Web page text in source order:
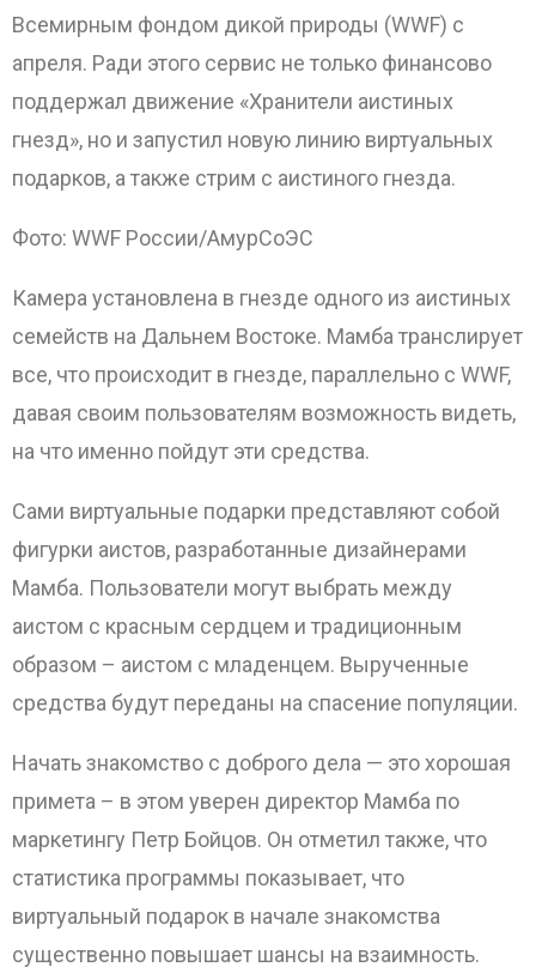
Всемирным фондом дикой природы (WWF) с
апреля. Ради этого сервис не только финансово
поддержал движение «Хранители аистиных
гнезд», но и запустил новую линию виртуальных
подарков, а также стрим с аистиного гнезда.
Фото: WWF России/АмурСоЭС
Камера установлена в гнезде одного из аистиных
семейств на Дальнем Востоке. Мамба транслирует
все, что происходит в гнезде, параллельно с WWF,
давая своим пользователям возможность видеть,
на что именно пойдут эти средства.
Сами виртуальные подарки представляют собой
фигурки аистов, разработанные дизайнерами
Мамба. Пользователи могут выбрать между
аистом с красным сердцем и традиционным
образом – аистом с младенцем. Вырученные
средства будут переданы на спасение популяции.
Начать знакомство с доброго дела — это хорошая
примета – в этом уверен директор Мамба по
маркетингу Петр Бойцов. Он отметил также, что
статистика программы показывает, что
виртуальный подарок в начале знакомства
существенно повышает шансы на взаимность.
ОТПРАВИТЬ